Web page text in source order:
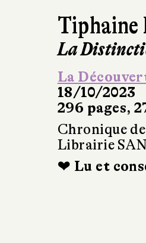
Tiphaine
La
La
18/10/2023
296 pages,
Chronique de
Librairie
❤ Lu et